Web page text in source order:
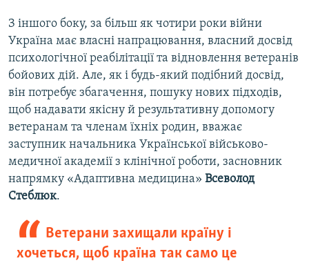
З іншого боку, за більш як чотири роки війни
Україна має власні напрацювання, власний досвід
психологічної реабілітації та відновлення ветеранів
бойових дій. Але, як і будь-який подібний досвід,
він потребує збагачення, пошуку нових підходів,
щоб надавати якісну й результативну допомогу
ветеранам та членам їхніх родин, вважає
заступник начальника Української військово-
медичної академії з клінічної роботи, засновник
напрямку «Адаптивна медицина» Всеволод
Стеблюк.
Ветерани захищали країну і
хочеться, щоб країна так само це